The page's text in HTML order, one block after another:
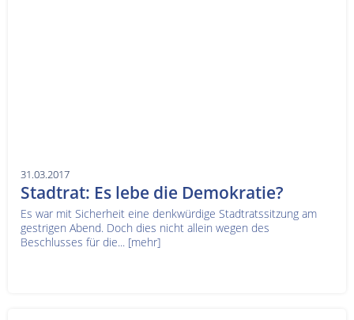
31.03.2017
Stadtrat: Es lebe die Demokratie?
Es war mit Sicherheit eine denkwürdige Stadtratssitzung am
gestrigen Abend. Doch dies nicht allein wegen des
Beschlusses für die... [mehr]